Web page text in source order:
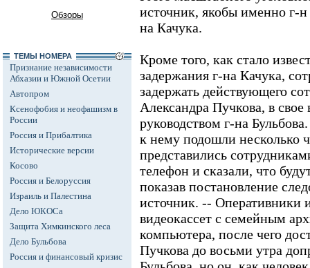
Обзоры
ТЕМЫ НОМЕРА
Признание независимости
Абхазии и Южной Осетии
Автопром
Ксенофобия и неофашизм в
России
Россия и Прибалтика
Исторические версии
Косово
Россия и Белоруссия
Израиль и Палестина
Дело ЮКОСа
Защита Химкинского леса
Дело Бульбова
Россия и финансовый кризис
источник, якобы именно г-
на Качука.
Кроме того, как стало
задержания г-на Качука,
задержать действующего
Александра Пучкова, в
руководством г-на
к нему подошли несколько
представились
телефон и сказали, что
показав постановление
источник. -- Оперативники
видеокассет с семейным
компьютера, после чего
Пучкова до восьми утра